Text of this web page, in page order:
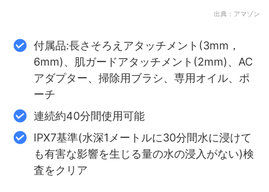
出典：アマゾン
付属品:長さそろえアタッチメント(3mm，
6mm)、肌ガードアタッチメント(2mm)、AC
アダプター、掃除用ブラシ、専用オイル、ポ
ーチ
連続約40分間使用可能
IPX7基準(水深1メートルに30分間水に浸けて
も有害な影響を生じる量の水の浸入がない)検
査をクリア